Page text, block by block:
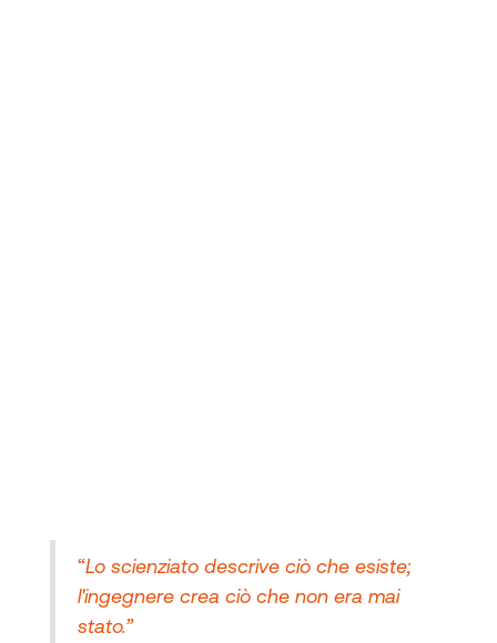
“Lo scienziato descrive ciò che esiste;
l'ingegnere crea ciò che non era mai
stato.”